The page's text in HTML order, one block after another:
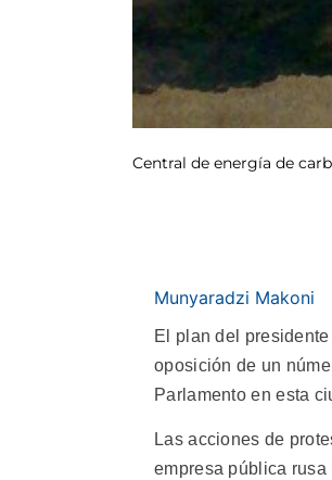
Central de energía de
Munyaradzi Makoni
El plan del
oposición de un
Parlamento en esta
Las acciones de
empresa pública